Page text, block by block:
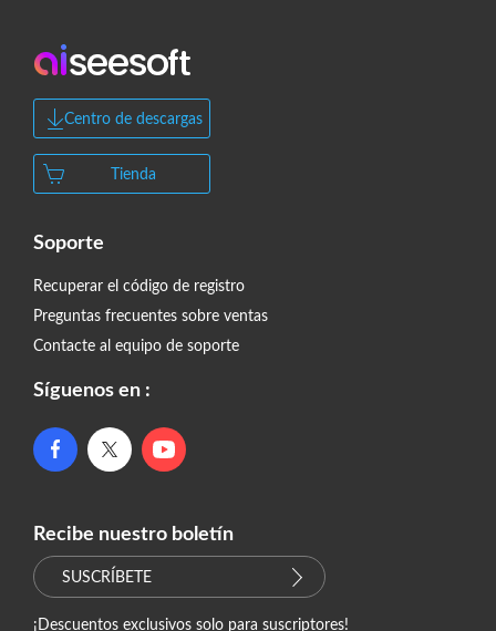
Centro de descargas
Tienda
Soporte
Recuperar el código de registro
Preguntas frecuentes sobre ventas
Contacte al equipo de soporte
Síguenos en :
Recibe nuestro boletín
SUSCRÍBETE
¡Descuentos exclusivos solo para suscriptores!